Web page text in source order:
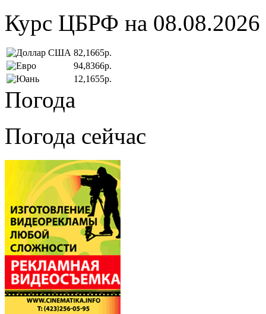
Курс ЦБРФ на 08.08.2026
82,1665р.
94,8366р.
12,1655р.
Погода
Погода сейчас